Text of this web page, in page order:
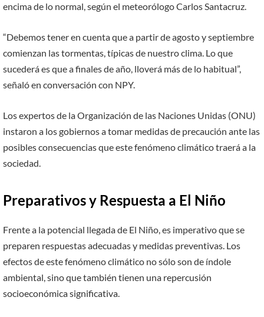
encima de lo normal, según el meteorólogo Carlos Santacruz.
“Debemos tener en cuenta que a partir de agosto y septiembre
comienzan las tormentas, típicas de nuestro clima. Lo que
sucederá es que a finales de año, lloverá más de lo habitual”,
señaló en conversación con NPY.
Los expertos de la Organización de las Naciones Unidas (ONU)
instaron a los gobiernos a tomar medidas de precaución ante las
posibles consecuencias que este fenómeno climático traerá a la
sociedad.
Preparativos y Respuesta a El Niño
Frente a la potencial llegada de El Niño, es imperativo que se
preparen respuestas adecuadas y medidas preventivas. Los
efectos de este fenómeno climático no sólo son de índole
ambiental, sino que también tienen una repercusión
socioeconómica significativa.